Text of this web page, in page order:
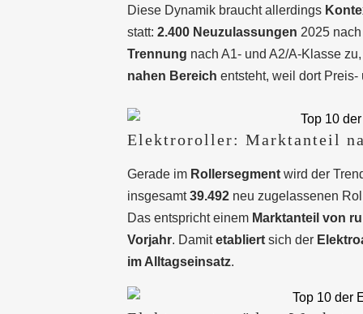
Diese Dynamik braucht allerdings
statt: 2.400 Neuzulassungen 2025
Trennung nach A1- und A2/A-Klasse
nahen Bereich entsteht, weil dort
Elektroroller: Marktanteil
Gerade im Rollersegmentwird der
insgesamt39.492neu zugelassenen
Das entspricht einem Marktanteil von
Vorjahr. Damitetabliertsich der
im Alltagseinsatz.